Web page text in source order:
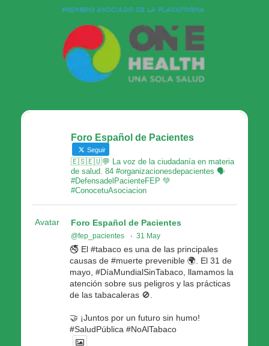
Foro Español de Pacientes
Seguir
🇪🇸🇪🇺💬 La voz de la ciudadanía en materia
de salud. 84 #organizacionesdepacientes 🗣
#DefensadelPacienteFEP 💚
#ConocetuAsociacion
Avatar Foro Español de Pacientes
@fep_pacientes · 31 May
🚭 El #tabaco es una de las principales
causas de #muerte prevenible 🌍. El 31 de
mayo, #DíaMundialSinTabaco, llamamos la
atención sobre sus peligros y las prácticas
de las tabacaleras 🚫.
🤝 ¡Juntos por un futuro sin humo!
#SaludPública #NoAlTabaco